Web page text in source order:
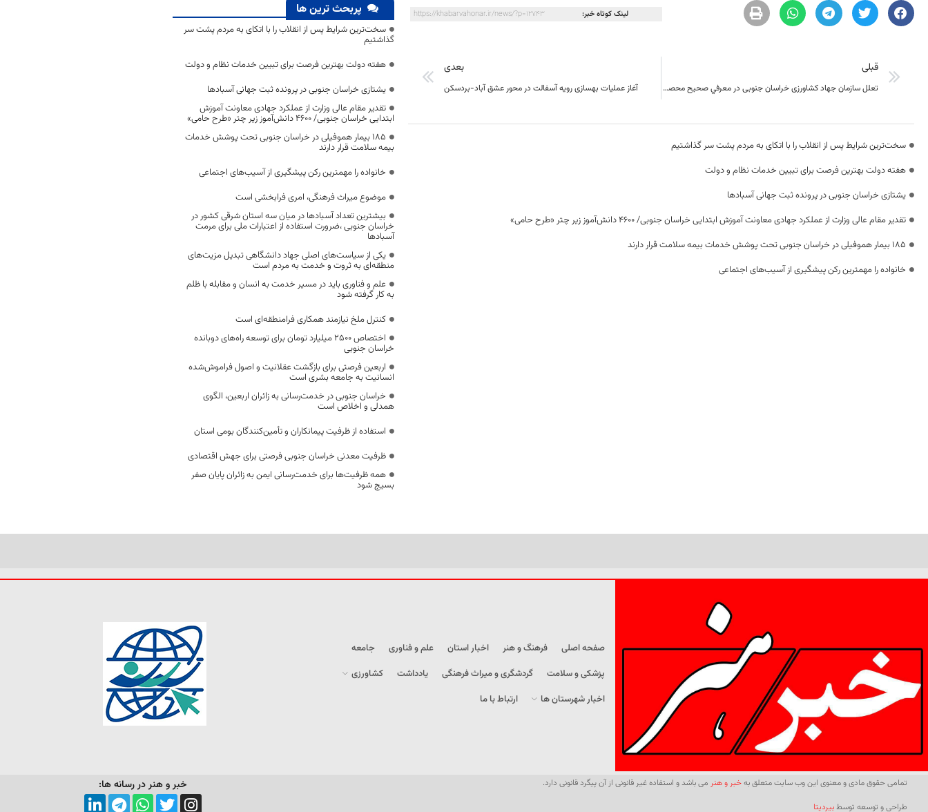
لینک کوتاه خبر: https://khabarvahonar.ir/news/?p=12743
قبلی
تعلل سازمان جهاد کشاورزی خراسان جنوبی در معرفي صحیح محصولات استراتژیک استان
بعدی
آغاز عمليات بهسازی رویه آسفالت در محور عشق آباد-بردسكن
سخت‌ترین شرایط پس از انقلاب را با اتکای به مردم پشت سر گذاشتیم
هفته دولت بهترین فرصت برای تبیین خدمات نظام و دولت
یشتازی خراسان جنوبی در پرونده ثبت جهانی آسبادها
تقدیر مقام عالی وزارت از عملکرد جهادی معاونت آموزش ابتدایی خراسان جنوبی/ ۴۶۰۰ دانش‌آموز زیر چتر «طرح حامی»
۱۸۵ بیمار هموفیلی در خراسان جنوبی تحت پوشش خدمات بیمه سلامت قرار دارند
خانواده را مهمترین رکن پیشگیری از آسیب‌های اجتماعی
پربحث ترین ها
سخت‌ترین شرایط پس از انقلاب را با اتکای به مردم پشت سر
گذاشتیم
هفته دولت بهترین فرصت برای تبیین خدمات نظام و دولت
یشتازی خراسان جنوبی در پرونده ثبت جهانی آسبادها
تقدیر مقام عالی وزارت از عملکرد جهادی معاونت آموزش
ابتدایی خراسان جنوبی/ ۴۶۰۰ دانش‌آموز زیر چتر «طرح حامی»
۱۸۵ بیمار هموفیلی در خراسان جنوبی تحت پوشش خدمات
بیمه سلامت قرار دارند
خانواده را مهمترین رکن پیشگیری از آسیب‌های اجتماعی
موضوع میراث فرهنگی، امری فرابخشی است
بیشترین تعداد آسبادها در میان سه استان شرقی کشور در
خراسان جنوبی ،ضرورت استفاده از اعتبارات ملی برای مرمت
آسبادها
یکی از سیاست‌های اصلی جهاد دانشگاهی تبدیل مزیت‌های
منطقه‌ای به ثروت و خدمت به مردم است
علم و فناوری باید در مسیر خدمت به انسان و مقابله با ظلم
به کار گرفته شود
کنترل ملخ نیازمند همکاری فرامنطقه‌ای است
اختصاص 2500 میلیارد تومان برای توسعه راه‌های دوبانده
خراسان جنوبی
اربعین فرصتی برای بازگشت عقلانیت و اصول فراموش‌شده
انسانیت به جامعه بشری است
خراسان جنوبی در خدمت‌رسانی به زائران اربعین، الگوی
همدلی و اخلاص است
استفاده از ظرفیت پیمانکاران و تأمین‌کنندگان بومی استان
ظرفیت معدنی خراسان جنوبی فرصتی برای جهش اقتصادی
همه ظرفیت‌ها برای خدمت‌رسانی ایمن به زائران پایان صفر
بسیج شود
صفحه اصلی فرهنگ و هنر اخبار استان علم و فناوری
جامعه
پزشکی و سلامت
گردشگری و میراث فرهنگی یادداشت
کشاورزی
اخبار شهرستان ها
ارتباط با ما
تمامی حقوق مادی و معنوی این وب سایت متعلق بهخبر و هنر می باشد و استفاده غیر قانونی از آن پیگرد قانونی دارد.
طراحی و توسعه توسطبیردیتا
خبر و هنر در رسانه ها: